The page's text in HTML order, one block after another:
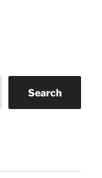
Search